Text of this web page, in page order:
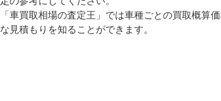
「車買取相場の査定王」では車種ごとの買取概算
な見積もりを知ることができます。